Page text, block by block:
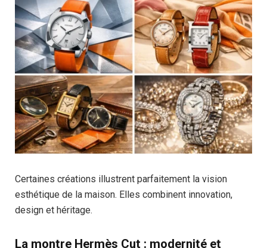
Certaines créations illustrent parfaitement la vision
esthétique de la maison. Elles combinent innovation,
design et héritage.
La montre Hermès Cut : modernité et